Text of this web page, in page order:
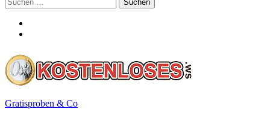
nach:
Gratisproben & Co